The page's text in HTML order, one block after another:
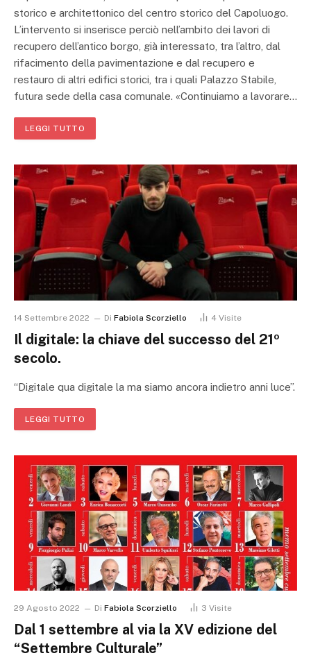
storico e architettonico del centro storico del Capoluogo.
L’intervento si inserisce perciò nell’ambito dei lavori di
recupero dell’antico borgo, già interessato, tra l’altro, dal
rifacimento della pavimentazione e dal recupero e
restauro di altri edifici storici, tra i quali Palazzo Stabile,
futura sede della casa comunale. «Continuiamo a lavorare…
LEGGI TUTTO
14 Settembre 2022 Di Fabiola Scorziello 4 Visite
Il digitale: la chiave del successo del 21º
secolo.
“Digitale qua digitale la ma siamo ancora indietro anni luce”.
LEGGI TUTTO
29 Agosto 2022 Di Fabiola Scorziello 3 Visite
Dal 1 settembre al via la XV edizione del
“Settembre Culturale”